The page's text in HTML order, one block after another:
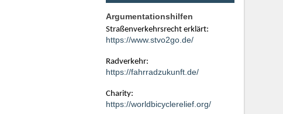
Argumentationshilfen
Straßenverkehrsrecht erklärt:
https://www.stvo2go.de/
Radverkehr:
https://fahrradzukunft.de/
Charity:
https://worldbicyclerelief.org/